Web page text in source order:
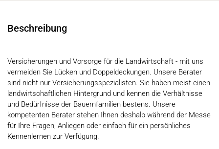
Beschreibung
Versicherungen und Vorsorge für die Landwirtschaft - mit uns
vermeiden Sie Lücken und Doppeldeckungen. Unsere Berater
sind nicht nur Versicherungsspezialisten. Sie haben meist einen
landwirtschaftlichen Hintergrund und kennen die Verhältnisse
und Bedürfnisse der Bauernfamilien bestens. Unsere
kompetenten Berater stehen Ihnen deshalb während der Messe
für Ihre Fragen, Anliegen oder einfach für ein persönliches
Kennenlernen zur Verfügung.